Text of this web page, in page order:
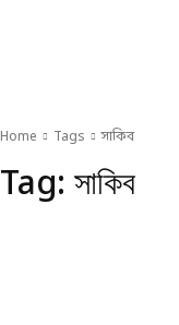
Home Tags সাকিব
Tag: সাকিব